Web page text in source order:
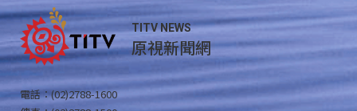
TITV NEWS
原視新聞網
電話：(02)2788-1600